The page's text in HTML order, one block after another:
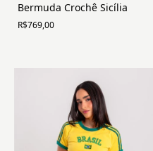
Bermuda Crochê Sicília
R$769,00